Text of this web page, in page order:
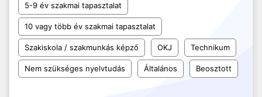
5-9 év szakmai tapasztalat
10 vagy több év szakmai tapasztalat
Szakiskola / szakmunkás képző OKJ Technikum
Nem szükséges nyelvtudás Általános Beosztott